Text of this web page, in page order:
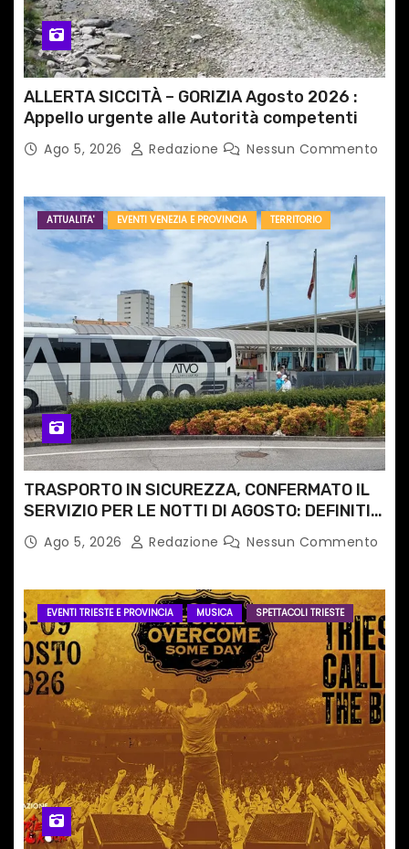
ALLERTA SICCITÀ – GORIZIA Agosto 2026 :
Appello urgente alle Autorità competenti
Ago 5, 2026 Redazione Nessun Commento
ATTUALITA' EVENTI VENEZIA E PROVINCIA TERRITORIO
TRASPORTO IN SICUREZZA, CONFERMATO IL
SERVIZIO PER LE NOTTI DI AGOSTO: DEFINITI
PERCORSI, FERMATE E ORARIO
Ago 5, 2026 Redazione Nessun Commento
EVENTI TRIESTE E PROVINCIA MUSICA SPETTACOLI TRIESTE